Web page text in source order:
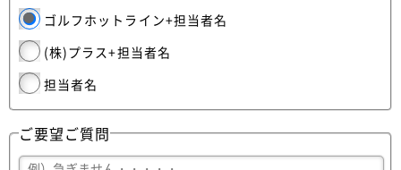
ゴルフホットライン+担当者名
(株)プラス+担当者名
担当者名
ご要望ご質問